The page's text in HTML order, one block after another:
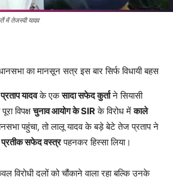
में तेजस्वी यादव
का मानसून सत्र इस बार सिर्फ विधायी बहस
यादवके एकसादा सफेद कुर्ताने सियासी
विपक्षचुनाव आयोग के SIRके विरोध मेंकाले
पहुंचा, तो लालू यादव के बड़े बेटे तेज प्रताप ने
प्रतीक सफेद वस्त्रपहनकर हिस्सा लिया।
दलों को चौंकाने वाला रहा बल्कि उनके